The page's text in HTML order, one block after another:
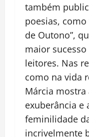
também
poesias, como
de Outono”,
maior
leitores. Nas
como na vida
Márcia mostra
exuberância e
feminilidade
incrivelmente